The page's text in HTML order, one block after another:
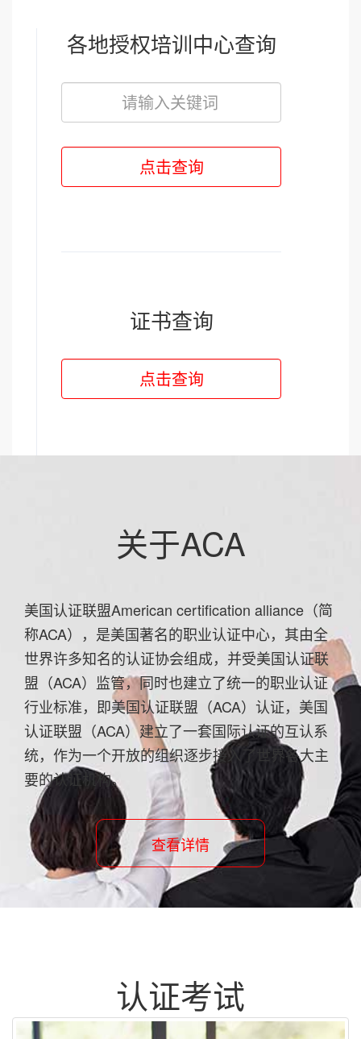
各地授权培训中心查询
证书查询
关于ACA
美国认证联盟American certification alliance（简
称ACA），是美国著名的职业认证中心，其由全
世界许多知名的认证协会组成，并受美国认证联
盟（ACA）监管，同时也建立了统一的职业认证
行业标准，即美国认证联盟（ACA）认证，美国
认证联盟（ACA）建立了一套国际认证的互认系
统，作为一个开放的组织逐步接入了世界各大主
要的认证机构。
查看详情
认证考试